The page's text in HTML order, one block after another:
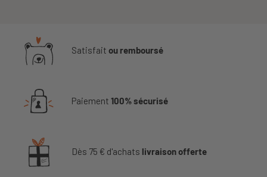
Satisfait ou remboursé
Paiement 100% sécurisé
Dès 75 € d'achats livraison offerte